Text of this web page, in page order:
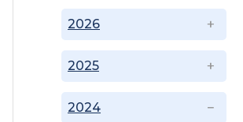
2024
2025
2026